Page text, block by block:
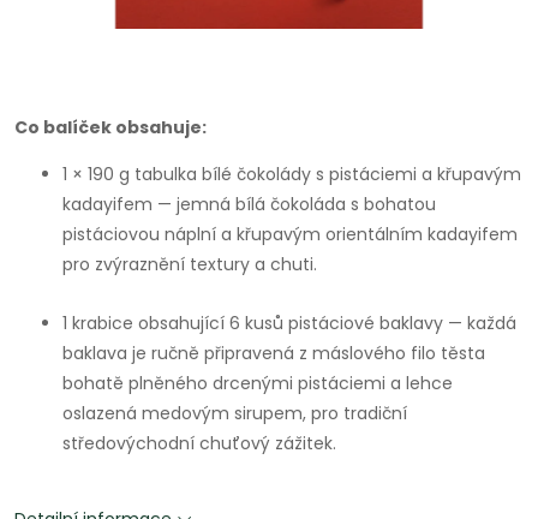
Co balíček obsahuje:
1 × 190 g tabulka bílé čokolády s pistáciemi a křupavým
kadayifem — jemná bílá čokoláda s bohatou
pistáciovou náplní a křupavým orientálním kadayifem
pro zvýraznění textury a chuti.
1 krabice obsahující 6 kusů pistáciové baklavy — každá
baklava je ručně připravená z máslového filo těsta
bohatě plněného drcenými pistáciemi a lehce
oslazená medovým sirupem, pro tradiční
středovýchodní chuťový zážitek.